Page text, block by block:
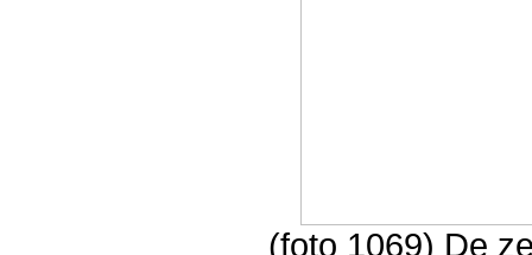
(foto 1069) De